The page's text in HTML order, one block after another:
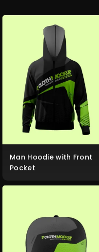
Man Hoodie with Front
Pocket